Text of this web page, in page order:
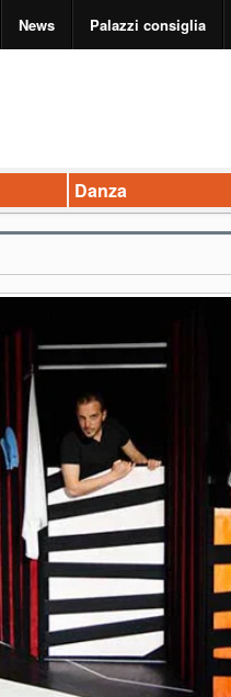
News Palazzi consiglia
Danza